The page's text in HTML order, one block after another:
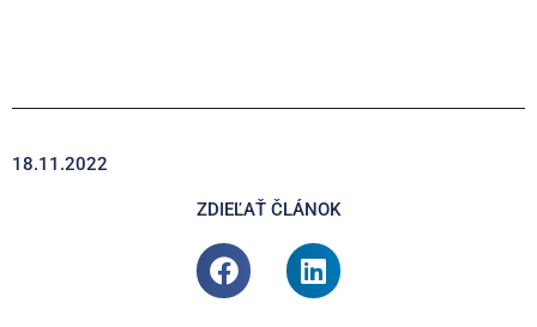
18.11.2022
ZDIEĽAŤ ČLÁNOK